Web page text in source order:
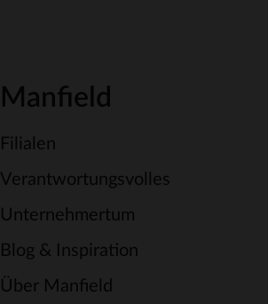
Manfield
Filialen
Verantwortungsvolles
Unternehmertum
Blog & Inspiration
Über Manfield